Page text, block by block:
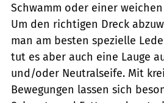
Schwamm oder einer
Um den richtigen Dreck
man am besten spezielle
tut es aber auch eine Lauge
und/oder Neutralseife. Mit
Bewegungen lassen sich